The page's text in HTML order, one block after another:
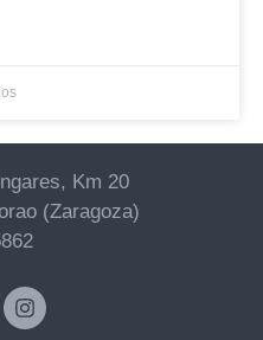
Km 20
(Zaragoza)